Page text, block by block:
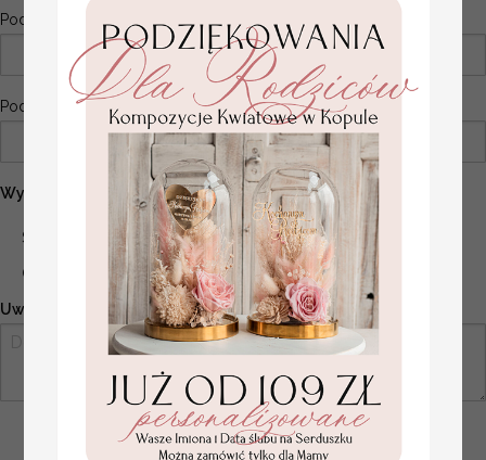
Podaj styl (nowczesny,wintage,eco)
Podaj rodzaj opakowania (karton,welur,drewniane pudełko)
Wybierz co ma zawierać zestaw:*
Skomponujcie coś za tą cenę
Chcę wybrać co ma zawierać
Uwagi!:
Wyślij zapytanie